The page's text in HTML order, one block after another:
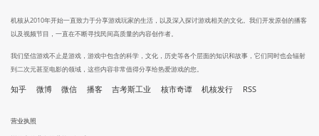
机核从2010年开始一直致力于分享游戏玩家的生活，以及深入探讨游戏相关的文化。我们开发原创的播客
以及视频节目，一直在不断寻找民间高质量的内容创作者。
我们坚信游戏不止是游戏，游戏中包含的科学，文化，历史等各个层面的知识和故事，它们同时也会辐射
到二次元甚至电影的领域，这些内容非常值得分享给热爱游戏的您。
知乎 微博 微信 播客 吉考斯工业 核市奇谭 机核发行 RSS
营业执照